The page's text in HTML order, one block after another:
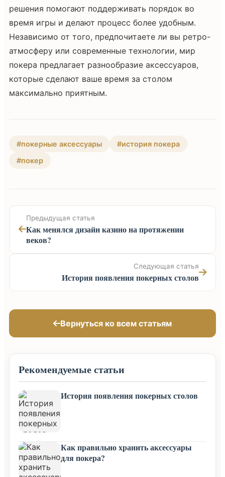
решения помогают поддерживать порядок во
время игры и делают процесс более удобным.
Независимо от того, предпочитаете ли вы ретро-
атмосферу или современные технологии, мир
покера предлагает разнообразие аксессуаров,
которые сделают ваше время за столом
максимально приятным.
#покерные аксессуары
#история покера
#покер
Предыдущая статья
Как менялся дизайн казино на протяжении
веков?
Следующая статья
История появления покерных столов
Вернуться ко всем статьям
Рекомендуемые статьи
История появления покерных столов
Как правильно хранить аксессуары
для покера?